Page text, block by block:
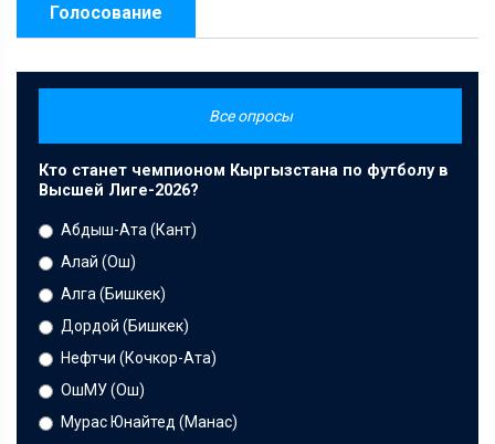
Голосование
Все опросы
Кто станет чемпионом Кыргызстана по футболу в
Высшей Лиге-2026?
Абдыш-Ата (Кант)
Алай (Ош)
Алга (Бишкек)
Дордой (Бишкек)
Нефтчи (Кочкор-Ата)
ОшМУ (Ош)
Мурас Юнайтед (Манас)